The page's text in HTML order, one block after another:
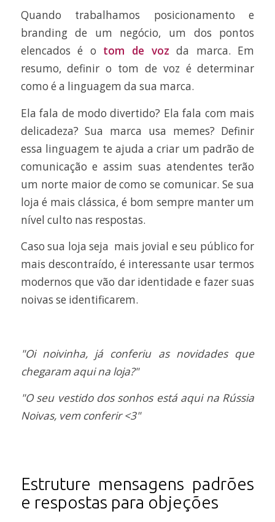
Quando trabalhamos posicionamento e
branding de um negócio, um dos pontos
elencados é o tom de voz da marca. Em
resumo, definir o tom de voz é determinar
como é a linguagem da sua marca.
Ela fala de modo divertido? Ela fala com mais
delicadeza? Sua marca usa memes? Definir
essa linguagem te ajuda a criar um padrão de
comunicação e assim suas atendentes terão
um norte maior de como se comunicar. Se sua
loja é mais clássica, é bom sempre manter um
nível culto nas respostas.
Caso sua loja seja mais jovial e seu público for
mais descontraído, é interessante usar termos
modernos que vão dar identidade e fazer suas
noivas se identificarem.
"Oi noivinha, já conferiu as novidades que
chegaram aqui na loja?"
"O seu vestido dos sonhos está aqui na Rússia
Noivas, vem conferir <3"
Estruture mensagens padrões
e respostas para objeções